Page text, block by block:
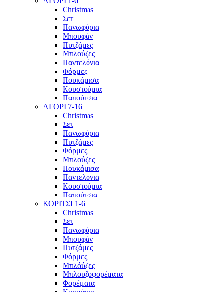
Christmas
Σετ
Πανωφόρια
Μπουφάν
Πυτζάμες
Μπλούζες
Παντελόνια
Φόρμες
Πουκάμισα
Κουστούμια
Παπούτσια
ΑΓΟΡΙ 7-16
Christmas
Σετ
Πανωφόρια
Πυτζάμες
Φόρμες
Μπλούζες
Πουκάμισα
Παντελόνια
Κουστούμια
Παπούτσια
ΚΟΡΙΤΣΙ 1-6
Christmas
Σετ
Πανωφόρια
Μπουφάν
Πυτζάμες
Φόρμες
Μπλόύζες
Μπλουζοφορέματα
Φορέματα